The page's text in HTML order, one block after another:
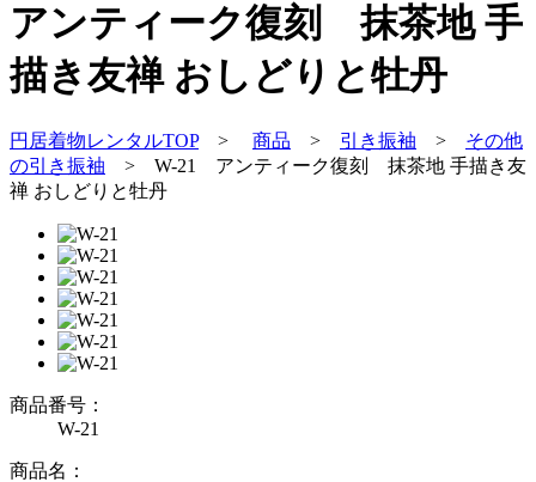
アンティーク復刻 抹茶地 手
描き友禅 おしどりと牡丹
円居着物レンタルTOP> 商品 > 引き振袖 > その他
の引き振袖 > W-21 アンティーク復刻 抹茶地 手描き友
禅 おしどりと牡丹
商品番号：
W-21
商品名：